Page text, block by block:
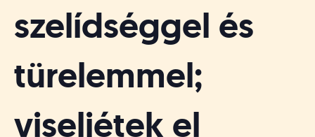
szelídséggel és
türelemmel;
viseljétek el